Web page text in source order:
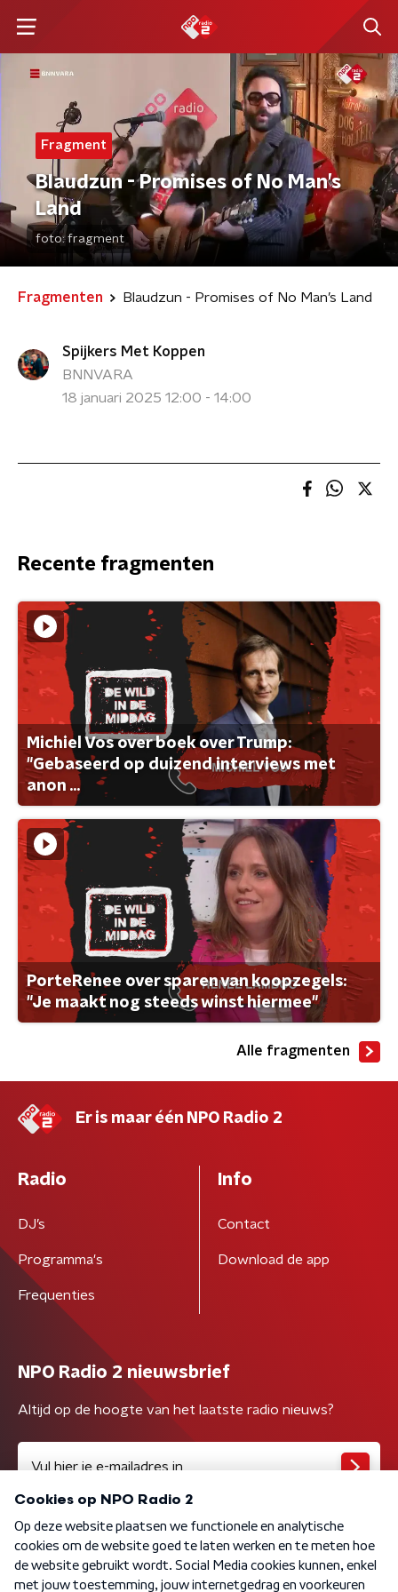
Fragment
Blaudzun - ⁠Promises of No Man’s
Land
foto:fragment
Fragmenten Blaudzun - ⁠Promises of No Man’s Land
Spijkers Met Koppen
BNNVARA
18 januari 2025 12:00 - 14:00
Recente fragmenten
Michiel Vos over boek over Trump:
"Gebaseerd op duizend interviews met
anon ...
PorteRenee over sparen van koopzegels:
"Je maakt nog steeds winst hiermee"
Alle fragmenten
Er is maar één NPO Radio 2
Radio
DJ’s
Programma's
Frequenties
Info
Contact
Download de app
NPO Radio 2 nieuwsbrief
Altijd op de hoogte van het laatste radio nieuws?
Algemene voorwaarden